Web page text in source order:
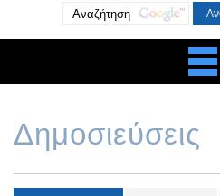
Δημοσιεύσεις